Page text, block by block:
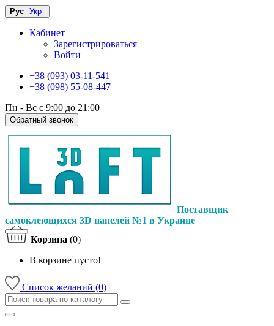
Рус Укр
Кабинет
Зарегистрироваться
Войти
+38 (093) 03-11-541
+38 (098) 55-08-447
Пн - Вс с 9:00 до 21:00
Обратный звонок
Поставщик
самоклеющихся 3D панелей №1 в Украине
Корзина (0)
В корзине пусто!
Список желаний (0)